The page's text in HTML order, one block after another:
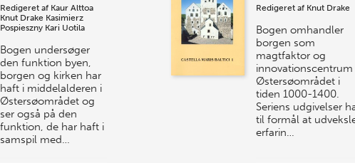
Redigeret af Kaur Alttoa
Knut Drake Kasimierz
Pospieszny Kari Uotila
Bogen undersøger
den funktion byen,
borgen og kirken har
haft i middelalderen i
Østersøområdet og
ser også på den
funktion, de har haft i
samspil med…
Redigeret af Knut Drake
Bogen omhandler
borgen som
magtfaktor og
innovationscentrum
Østersøområdet i
tiden 1000-1400.
Seriens udgivelser
til formål at
erfarin…